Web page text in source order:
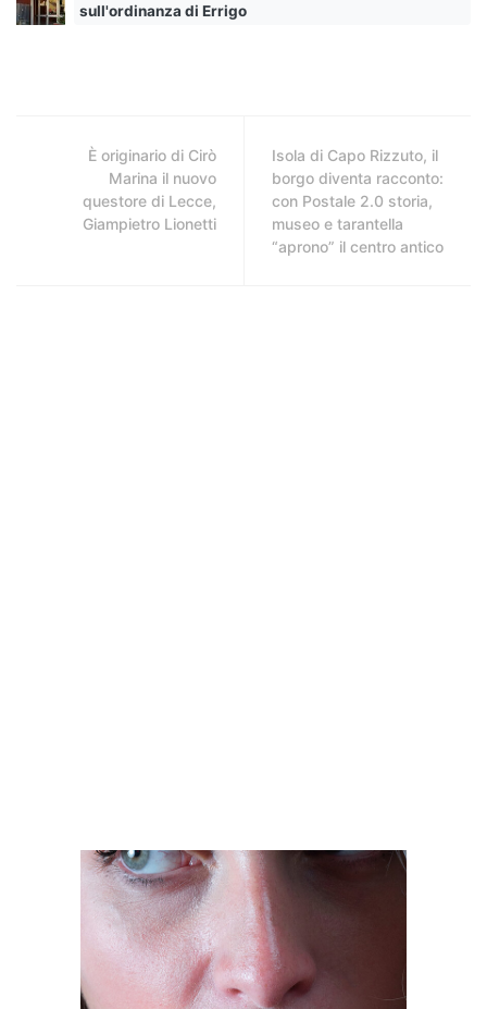
sull'ordinanza di Errigo
È originario di Cirò
Marina il nuovo
questore di Lecce,
Giampietro Lionetti
Isola di Capo Rizzuto, il
borgo diventa racconto:
con Postale 2.0 storia,
museo e tarantella
“aprono” il centro antico